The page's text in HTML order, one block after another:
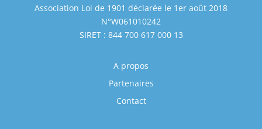
Association Loi de 1901 déclarée le 1er août 2018
N°W061010242
SIRET : 844 700 617 000 13
A propos
Partenaires
Contact